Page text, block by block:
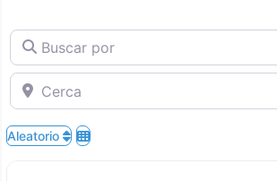
Buscar por
Cerca
Aleatorio